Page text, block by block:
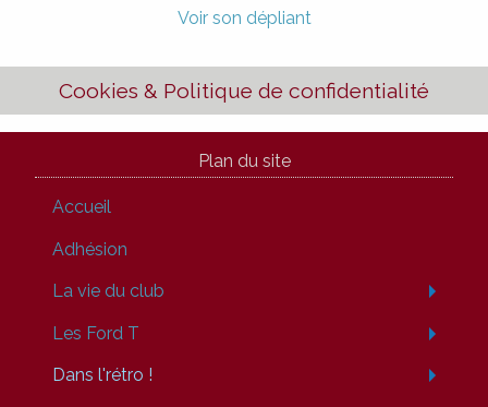
Voir son dépliant
Cookies & Politique de confidentialité
Plan du site
Accueil
Adhésion
La vie du club
Les Ford T
Dans l'rétro !